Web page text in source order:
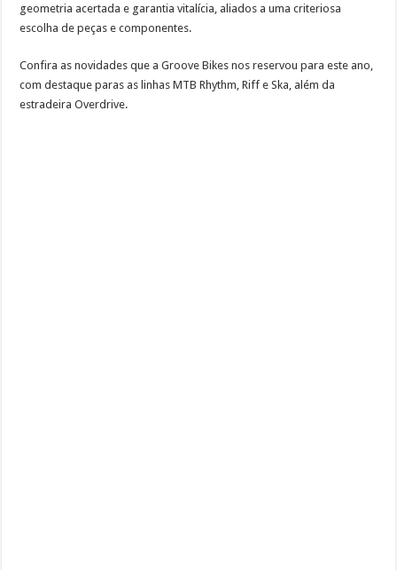
geometria acertada e garantia vitalícia, aliados a uma criteriosa
escolha de peças e componentes.
Confira as novidades que a Groove Bikes nos reservou para este ano,
com destaque paras as linhas MTB Rhythm, Riff e Ska, além da
estradeira Overdrive.